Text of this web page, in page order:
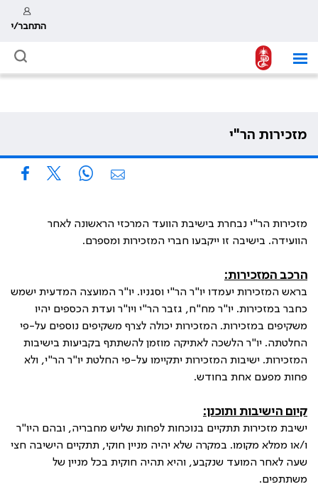
התחבר/י
מזכירות הר"י
מזכירות הר"י נבחרת בישיבת הוועד המרכזי הראשונה לאחר
הוועידה. בישיבה זו ייקבעו חברי המזכירות ומספרם.
הרכב המזכירות:
בראש המזכירות יעמדו יו"ר הר"י וסגניו. יו"ר המועצה המדעית ישמש
כחבר במזכירות. יו"ר מח"ח, גזבר הר"י ויו"ר ועדת הכספים יהיו
משקיפים במזכירות. המזכירות יכולה לצרף משקיפים נוספים על-פי
החלטתה. יו"ר הלשכה לאתיקה מוזמן להשתתף בקביעות בישיבות
המזכירות. ישיבות המזכירות יתקיימו על-פי החלטת יו"ר הר"י, ולא
פחות מפעם אחת בחודש.
קיום הישיבות ותוכנן:
ישיבת מזכירות תתקיים בנוכחות לפחות שליש מחבריה, ובהם היו"ר
ו/או ממלא מקומו. במקרה שלא יהיה מניין חוקי, תתקיים הישיבה חצי
שעה לאחר המועד שנקבע, והיא תהיה חוקית בכל מניין של
משתתפים.